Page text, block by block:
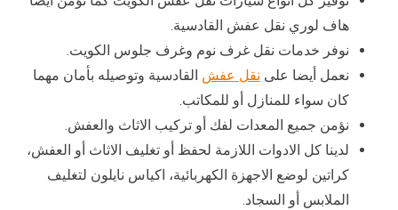
هاف لوري نقل عفش القادسية.
نوفر خدمات نقل غرف نوم وغرف جلوس الكويت.
نعمل أيضا على نقل عفش القادسية وتوصيله بأمان مهما
كان سواء للمنازل أو للمكاتب.
نؤمن جميع المعدات لفك أو تركيب الاثاث والعفش.
لدينا كل الادوات اللازمة لحفظ أو تغليف الاثاث أو العفش،
كراتين لوضع الاجهزة الكهربائية، اكياس نايلون لتغليف
الملابس أو السجاد.